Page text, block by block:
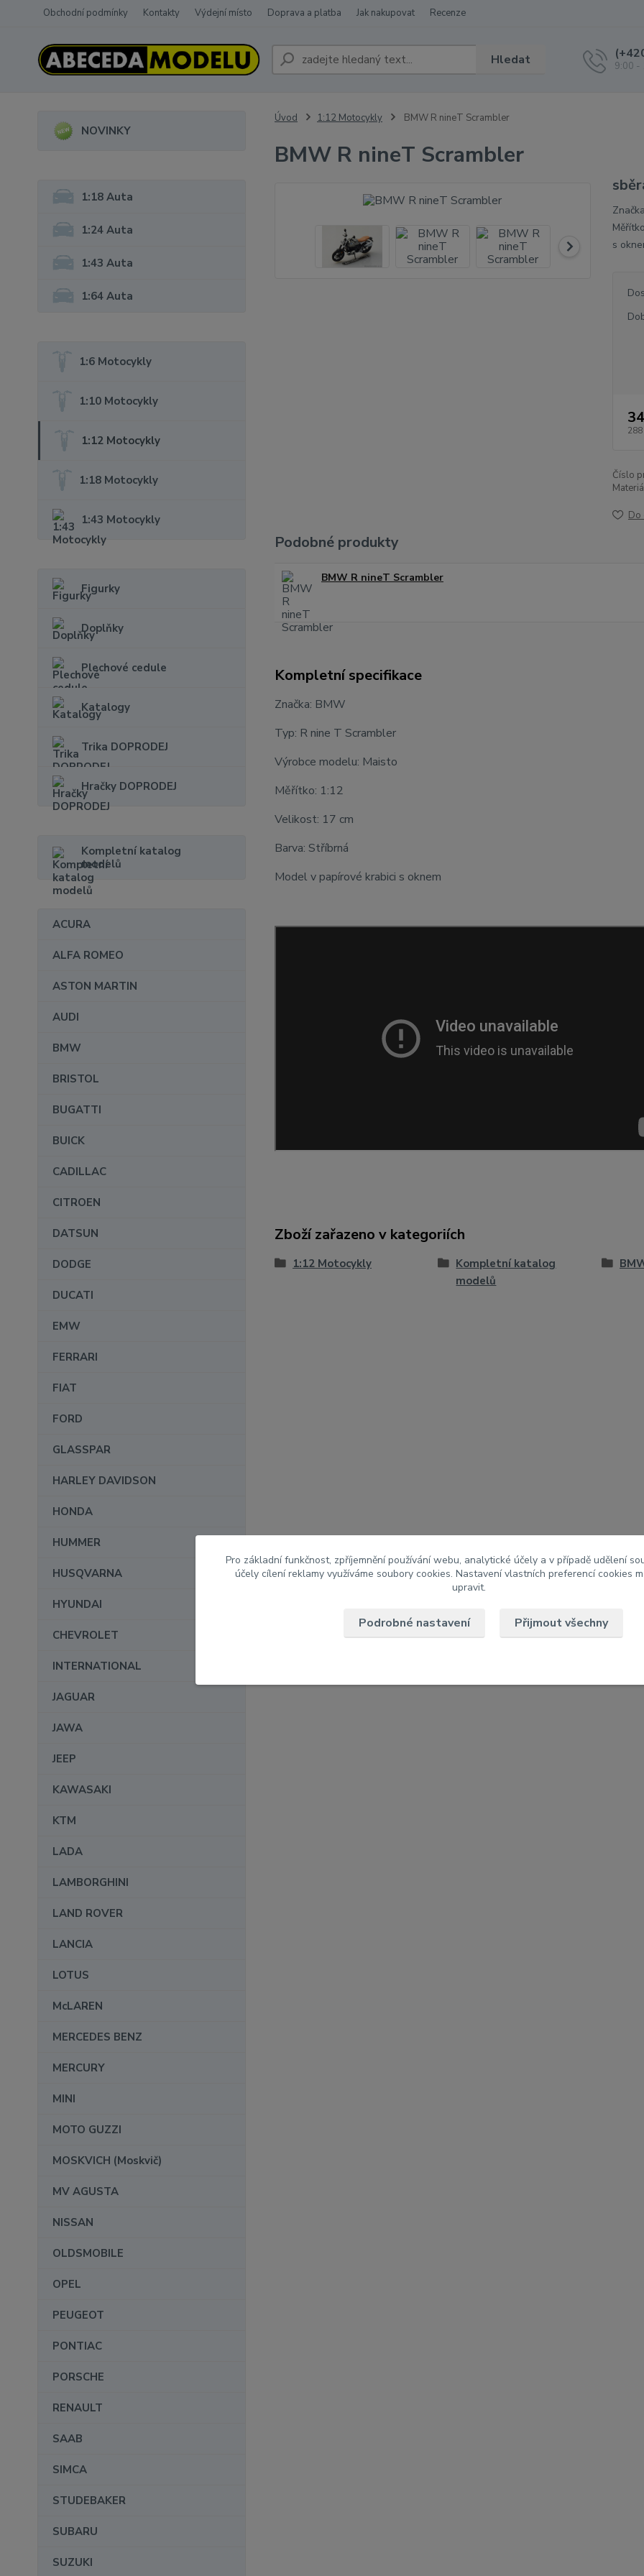
Obchodní podmínky Kontakty Výdejní místo Doprava a platba Jak nakupovat Recenze
Hledat 9:00 -
NOVINKY
1:18 Auta
1:24 Auta
1:43 Auta
1:64 Auta
1:6 Motocykly
1:10 Motocykly
1:12 Motocykly
1:18 Motocykly
1:43 Motocykly
Figurky
Doplňky
Plechové cedule
Katalogy
Trika DOPRODEJ
Hračky DOPRODEJ
Kompletní katalog
modelů
ACURA
ALFA ROMEO
ASTON MARTIN
AUDI
BMW
BRISTOL
BUGATTI
BUICK
CADILLAC
CITROEN
DATSUN
DODGE
DUCATI
EMW
FERRARI
FIAT
FORD
GLASSPAR
HARLEY DAVIDSON
HONDA
HUMMER
HUSQVARNA
HYUNDAI
CHEVROLET
INTERNATIONAL
JAGUAR
JAWA
JEEP
KAWASAKI
KTM
LADA
LAMBORGHINI
LAND ROVER
LANCIA
LOTUS
McLAREN
MERCEDES BENZ
MERCURY
MINI
MOTO GUZZI
MOSKVICH (Moskvič)
MV AGUSTA
NISSAN
OLDSMOBILE
OPEL
PEUGEOT
PONTIAC
PORSCHE
RENAULT
SAAB
SIMCA
STUDEBAKER
SUBARU
SUZUKI
Úvod 1:12 Motocykly BMW R nineT Scrambler
BMW R nineT Scrambler
s
288
Číslo
Do
Podobné produkty
BMW R nineT Scrambler
Kompletní specifikace
Značka: BMW
Typ: R nine T Scrambler
Výrobce modelu: Maisto
Měřítko: 1:12
Velikost: 17 cm
Barva: Stříbrná
Model v papírové krabici s oknem
Zboží zařazeno v kategoriích
1:12 Motocykly
Kompletní katalog
modelů
Pro základní funkčnost, zpříjemnění používání webu, analytické účely a v případě udělení
účely cílení reklamy využíváme soubory cookies. Nastavení vlastních preferencí cookies
upravit.
Podrobné nastavení Přijmout všechny